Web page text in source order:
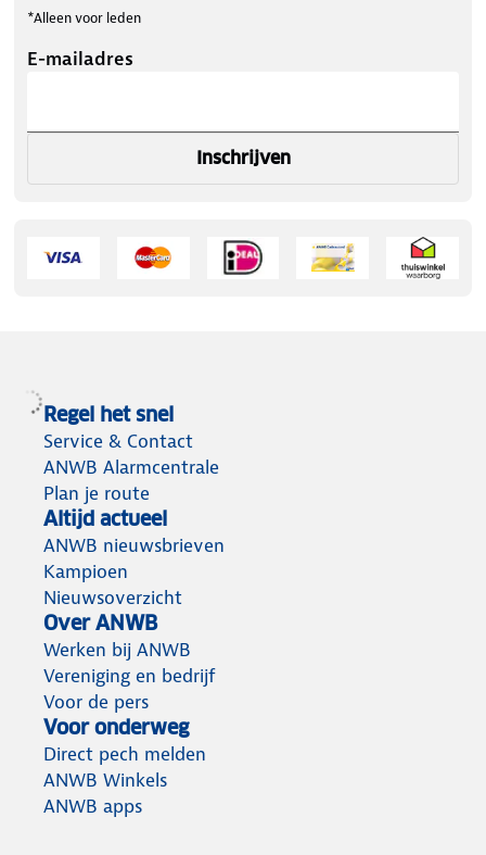
*Alleen voor leden
E-mailadres
Inschrijven
Regel het snel
Service & Contact
ANWB Alarmcentrale
Plan je route
Altijd actueel
ANWB nieuwsbrieven
Kampioen
Nieuwsoverzicht
Over ANWB
Werken bij ANWB
Vereniging en bedrijf
Voor de pers
Voor onderweg
Direct pech melden
ANWB Winkels
ANWB apps